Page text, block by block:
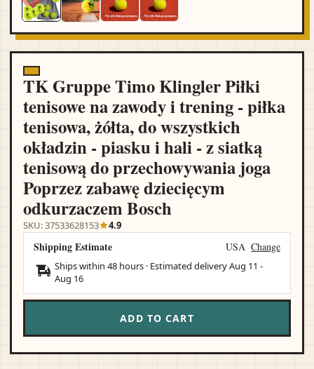
TK Gruppe Timo Klingler Piłki
tenisowe na zawody i trening - piłka
tenisowa, żółta, do wszystkich
okładzin - piasku i hali - z siatką
tenisową do przechowywania joga
Poprzez zabawę dziecięcym
odkurzaczem Bosch
SKU: 37533628153 4.9
Shipping Estimate USA Change
Ships within 48 hours · Estimated deliveryAug 11 -
Aug 16
ADD TO CART